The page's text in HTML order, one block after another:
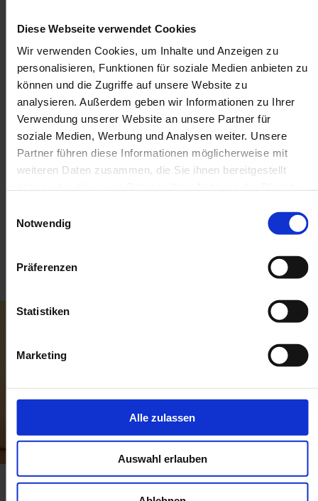
Diese Webseite verwendet Cookies
Wir verwenden Cookies, um Inhalte und Anzeigen zu
personalisieren, Funktionen für soziale Medien anbieten zu
können und die Zugriffe auf unsere Website zu
analysieren. Außerdem geben wir Informationen zu Ihrer
Verwendung unserer Website an unsere Partner für
soziale Medien, Werbung und Analysen weiter. Unsere
Partner führen diese Informationen möglicherweise mit
weiteren Daten zusammen, die Sie ihnen bereitgestellt
Notwendig
Präferenzen
Statistiken
Marketing
Alle zulassen
Auswahl erlauben
Verpackungen für Heimtierprodukte